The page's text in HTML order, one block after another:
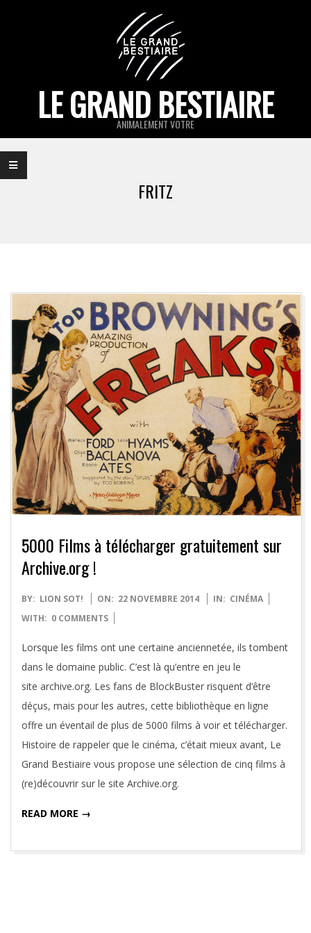
LE GRAND BESTIAIRE
ANIMALEMENT VOTRE
Navigation
FRITZ
5000 Films à télécharger gratuitement sur
Archive.org !
2014-
11-
BY: LION SOT! ON: 22 NOVEMBRE 2014 IN: CINÉMA
WITH: 0 COMMENTS
Lorsque les films ont une certaine anciennetée, ils tombent
dans le domaine public. C’est là qu’entre en jeu le
site archive.org. Les fans de BlockBuster risquent d’être
déçus, mais pour les autres, cette bibliothèque en ligne
offre un éventail de plus de 5000 films à voir et télécharger.
Histoire de rappeler que le cinéma, c’était mieux avant, Le
Grand Bestiaire vous propose une sélection de cinq films à
(re)découvrir sur le site Archive.org.
READ MORE →